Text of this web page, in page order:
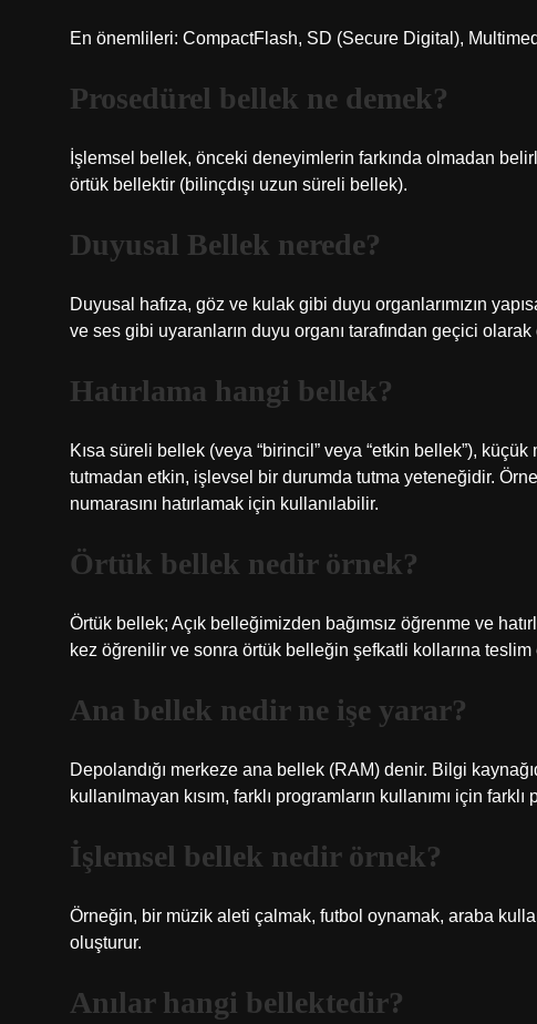
En önemlileri: CompactFlash, SD (Secure Digital),
Prosedürel bellek ne demek?
İşlemsel bellek, önceki deneyimlerin farkında olmadan
örtük bellektir (bilinçdışı uzun süreli bellek).
Duyusal Bellek nerede?
Duyusal hafıza, göz ve kulak gibi duyu organlarımızın
ve ses gibi uyaranların duyu organı tarafından geçici olarak
Hatırlama hangi bellek?
Kısa süreli bellek (veya “birincil” veya “etkin bellek”),
tutmadan etkin, işlevsel bir durumda tutma yeteneğidir.
numarasını hatırlamak için kullanılabilir.
Örtük bellek nedir örnek?
Örtük bellek; Açık belleğimizden bağımsız öğrenme ve
kez öğrenilir ve sonra örtük belleğin şefkatli kollarına teslim
Ana bellek nedir ne işe yarar?
Depolandığı merkeze ana bellek (RAM) denir. Bilgi
kullanılmayan kısım, farklı programların kullanımı için
İşlemsel bellek nedir örnek?
Örneğin, bir müzik aleti çalmak, futbol oynamak, araba
oluşturur.
Anılar hangi bellektedir?